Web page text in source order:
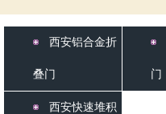
西安铝合金折
叠门 门
西安快速堆积